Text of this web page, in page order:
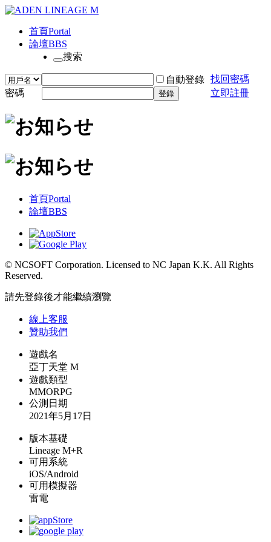
首頁Portal
論壇BBS
搜索
自動登錄 找回密碼
密碼
登錄 立即註冊
首頁Portal
論壇BBS
© NCSOFT Corporation. Licensed to NC Japan K.K. All Rights
Reserved.
請先登錄後才能繼續瀏覽
線上客服
贊助我們
遊戲名
亞丁天堂 M
遊戲類型
MMORPG
公測日期
2021年5月17日
版本基礎
Lineage M+R
可用系統
iOS/Android
可用模擬器
雷電